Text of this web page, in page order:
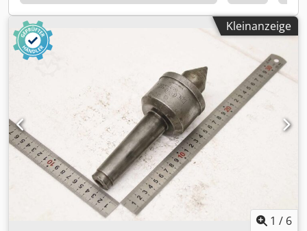
Kleinanzeige
1 / 6